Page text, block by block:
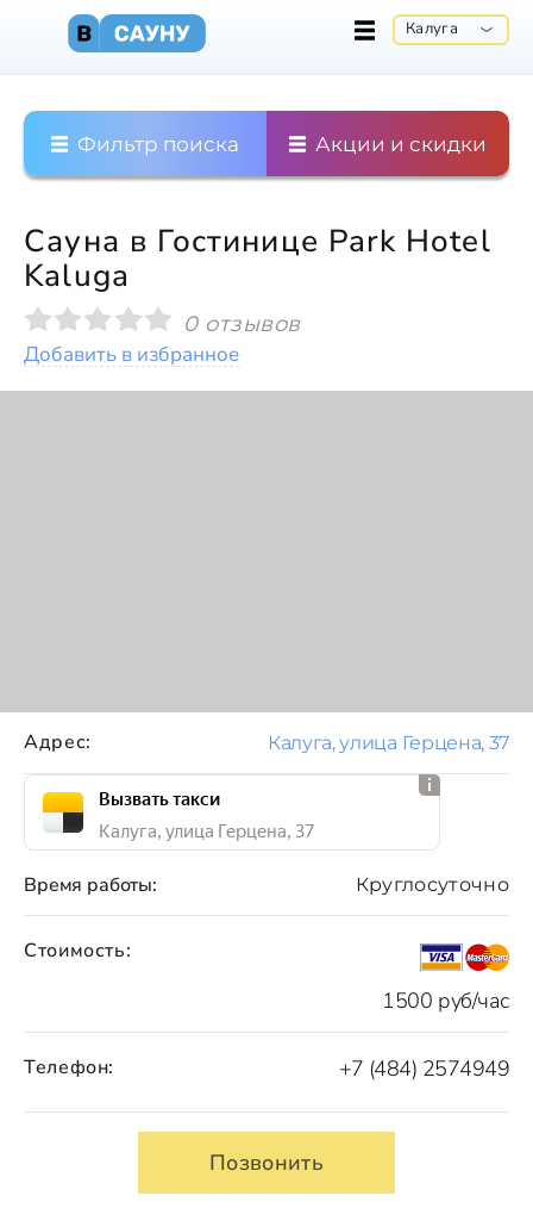
Калуга
Фильтр поиска Акции и скидки
Сауна в Гостинице Park Hotel
Kaluga
0 отзывов
Добавить в избранное
Стоимость:
1500 руб/час
Время работы: Круглосуточно
Телефон: +7 (484) 2574949
Позвонить
Адрес: Калуга, улица Герцена, 37
Вызвать такси
Калуга, улица Герцена, 37